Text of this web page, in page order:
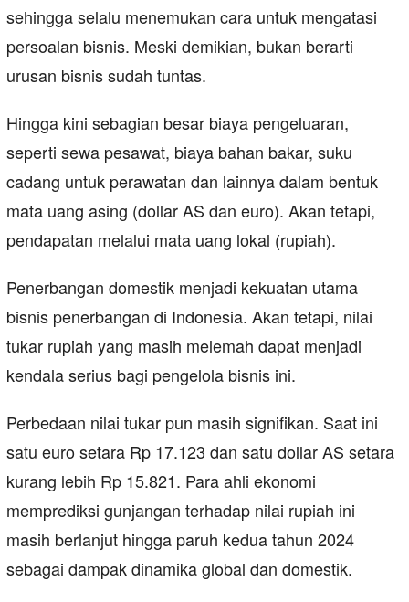
sehingga selalu menemukan cara untuk mengatasi
persoalan bisnis. Meski demikian, bukan berarti
urusan bisnis sudah tuntas.
Hingga kini sebagian besar biaya pengeluaran,
seperti sewa pesawat, biaya bahan bakar, suku
cadang untuk perawatan dan lainnya dalam bentuk
mata uang asing (dollar AS dan euro). Akan tetapi,
pendapatan melalui mata uang lokal (rupiah).
Penerbangan domestik menjadi kekuatan utama
bisnis penerbangan di Indonesia. Akan tetapi, nilai
tukar rupiah yang masih melemah dapat menjadi
kendala serius bagi pengelola bisnis ini.
Perbedaan nilai tukar pun masih signifikan. Saat ini
satu euro setara Rp 17.123 dan satu dollar AS setara
kurang lebih Rp 15.821. Para ahli ekonomi
memprediksi gunjangan terhadap nilai rupiah ini
masih berlanjut hingga paruh kedua tahun 2024
sebagai dampak dinamika global dan domestik.